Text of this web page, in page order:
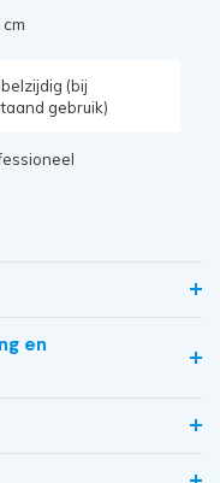
(bij
gebruik)
en